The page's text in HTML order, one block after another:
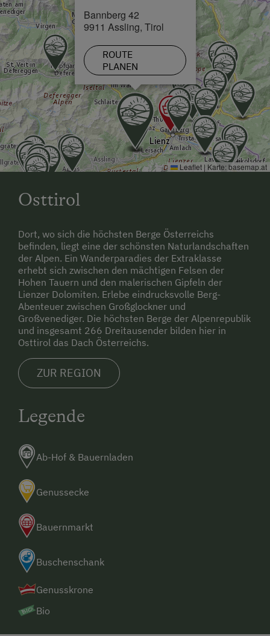
Bannberg 42
9911 Assling, Tirol
ROUTE
PLANEN
Leaflet | Karte:basemap.at
Osttirol
Dort, wo sich die höchsten Berge Österreichs
befinden, liegt eine der schönsten Naturlandschaften
der Alpen. Ein Wanderparadies der Extraklasse
erhebt sich zwischen den mächtigen Felsen der
Hohen Tauern und den malerischen Gipfeln der
Lienzer Dolomiten. Erlebe eindrucksvolle Berg-
Abenteuer zwischen Großglockner und
Großvenediger. Die höchsten Berge der Alpenrepublik
und insgesamt 266 Dreitausender bilden hier in
Osttirol das Dach Österreichs.
ZUR REGION
Legende
Ab-Hof & Bauernladen
Genussecke
Bauernmarkt
Buschenschank
Genusskrone
Bio